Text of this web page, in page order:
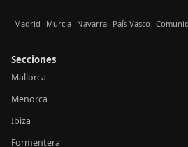
Madrid Murcia Navarra País Vasco
Secciones
Mallorca
Menorca
Ibiza
Formentera